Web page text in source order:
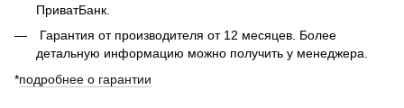
ПриватБанк.
Гарантия от производителя от 12 месяцев. Более
детальную информацию можно получить у менеджера.
*подробнее о гарантии